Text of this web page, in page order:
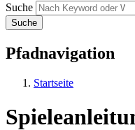
Suche
Pfadnavigation
Startseite